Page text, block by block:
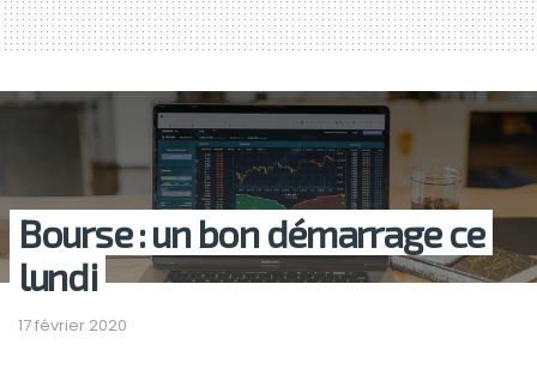
Bourse : un bon démarrage ce
lundi
17 février 2020